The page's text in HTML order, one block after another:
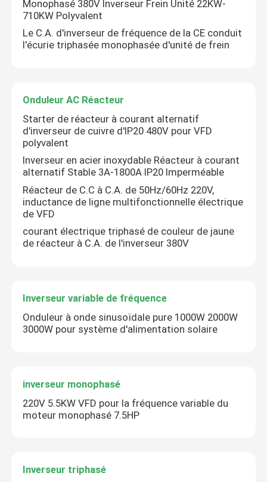
Monophasé 380V Inverseur Frein Unité 22KW-
710KW Polyvalent
Le C.A. d'inverseur de fréquence de la CE conduit
l'écurie triphasée monophasée d'unité de frein
Onduleur AC Réacteur
Starter de réacteur à courant alternatif
d'inverseur de cuivre d'IP20 480V pour VFD
polyvalent
Inverseur en acier inoxydable Réacteur à courant
alternatif Stable 3A-1800A IP20 Imperméable
Réacteur de C.C à C.A. de 50Hz/60Hz 220V,
inductance de ligne multifonctionnelle électrique
de VFD
courant électrique triphasé de couleur de jaune
de réacteur à C.A. de l'inverseur 380V
Inverseur variable de fréquence
Onduleur à onde sinusoïdale pure 1000W 2000W
3000W pour système d'alimentation solaire
inverseur monophasé
220V 5.5KW VFD pour la fréquence variable du
moteur monophasé 7.5HP
Inverseur triphasé